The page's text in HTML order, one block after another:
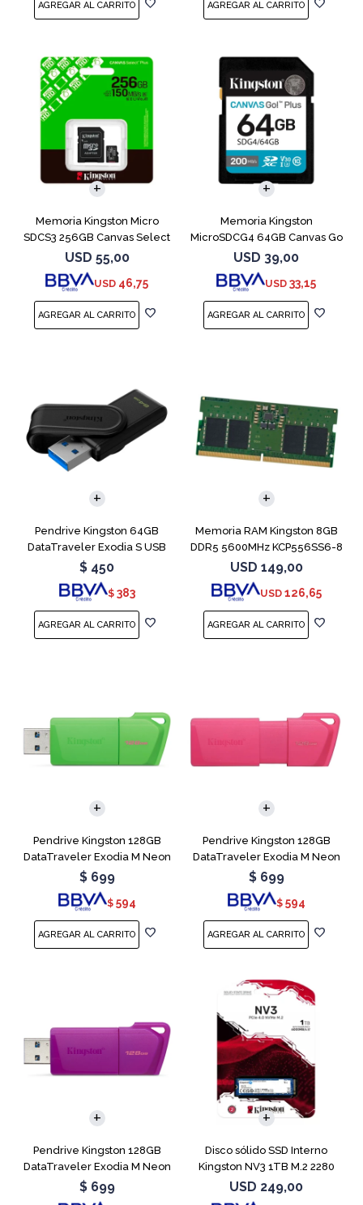
Memoria Kingston Micro
SDCS3 256GB Canvas Select
Plus
USD 55,00
USD 46,75
Memoria Kingston
MicroSDCG4 64GB Canvas Go
Plus V30
USD 39,00
USD 33,15
Pendrive Kingston 64GB
DataTraveler Exodia S USB
3.2
$ 450
$ 383
Memoria RAM Kingston 8GB
DDR5 5600MHz KCP556SS6-8
SODIMM
USD 149,00
USD 126,65
Pendrive Kingston 128GB
DataTraveler Exodia M Neon
Green
$ 699
$ 594
Pendrive Kingston 128GB
DataTraveler Exodia M Neon
Pink
$ 699
$ 594
Pendrive Kingston 128GB
DataTraveler Exodia M Neon
Purple
$ 699
Disco sólido SSD Interno
Kingston NV3 1TB M.2 2280
NVMe PCIe
USD 249,00